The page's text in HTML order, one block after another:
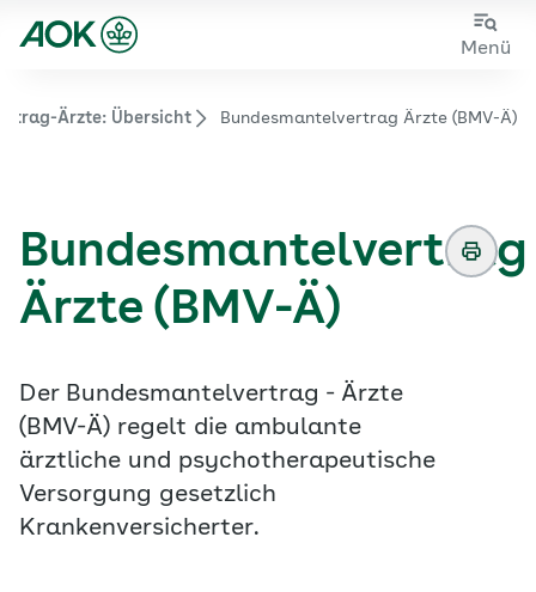
Zum
Zur
Menü
Zur Startseite von der Website aok.de/gp
Ärzte: Übersicht Bundesmantelvertrag Ärzte (BMV-Ä)
Bundesmantelvertrag
Ärzte (BMV-Ä)
Der Bundesmantelvertrag - Ärzte
(BMV-Ä) regelt die ambulante
ärztliche und psychotherapeutische
Versorgung gesetzlich
Krankenversicherter.